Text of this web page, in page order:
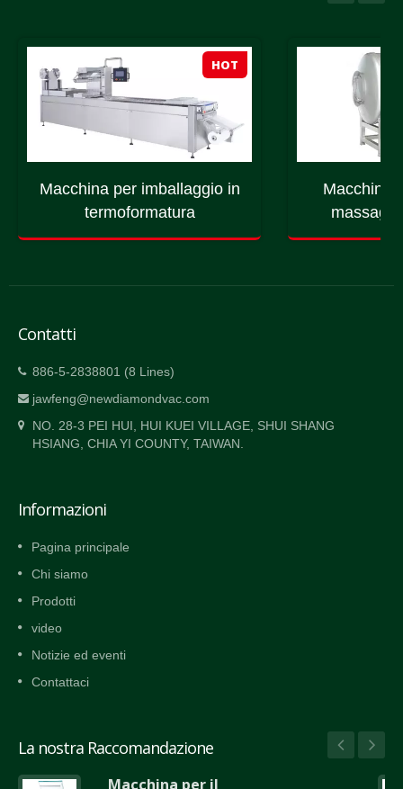
HOT
Macchina per imballaggio in
termoformatura
Macchina
Contatti
886-5-2838801 (8 Lines)
jawfeng@newdiamondvac.com
NO. 28-3 PEI HUI, HUI KUEI VILLAGE, SHUI SHANG
HSIANG, CHIA YI COUNTY, TAIWAN.
Informazioni
Pagina principale
Chi siamo
Prodotti
video
Notizie ed eventi
Contattaci
La nostra Raccomandazione
Macchina per il